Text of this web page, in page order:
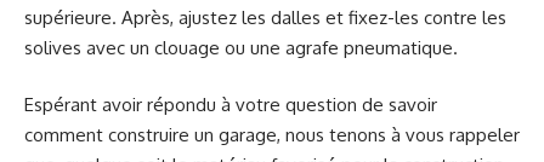
supérieure. Après, ajustez les dalles et fixez-les contre les
solives avec un clouage ou une agrafe pneumatique.
Espérant avoir répondu à votre question de savoir
comment construire un garage, nous tenons à vous rappeler